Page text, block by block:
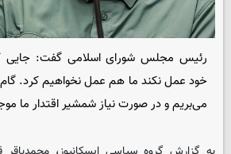
رئیس مجلس شورای اسلامی گفت: جایی
خود عمل نکند ما هم عمل نخواهیم کرد. گام
می‌بریم و در صورت نیاز شمشیر اقتدار ما